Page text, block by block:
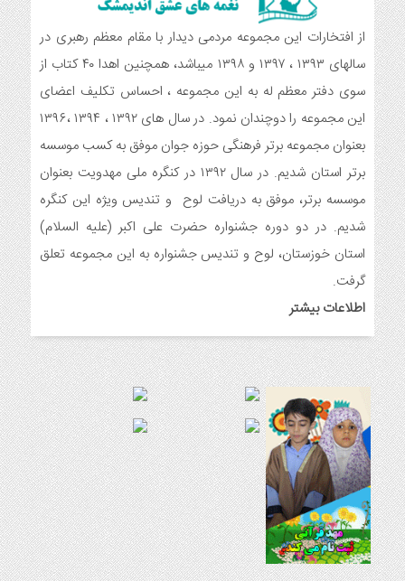
تشریح برنامه های دهه مهدویت شبکه فرهنگی مردمی نغمه های
عشق اندیمشک
توزیع بسته جشن تکلیف به دختران سادات ایتام اندیمشک در شب
ولادت امام علی(ع)
7 ماه قبل
ایجاد ۱۱۰ شعبه نغمه های عشق در ۱۱۰ منطقه شهر و روستای
اندیمشک
مراسم رونمایی از طرح ستاره های اندیمشک و طرح خانه های نور،
محله های آسمانی همزمان با جشن ولادت حضرت فاطمه (س) در
خداحافظی سراج الدین با شبکه فرهنگی مردمی نغمه های عشق
8 ماه قبل
هفتمین همایش بانوان فعال در عرصه‌ هیئت کشور
8 ماه قبل
برگزاری رویداد ملی جامعه پرداز
از افتخارات این مجموعه مردمی دیدار با مقام معظم رهبری در
سالهای ۱۳۹۳ ، ۱۳۹۷ و ۱۳۹۸ میباشد، همچنین اهدا ۴۰ کتاب از
سوی دفتر معظم له به این مجموعه ، احساس تکلیف اعضای
این مجموعه را دوچندان نمود. در سال های ۱۳۹۲ ، ۱۳۹۴ ،۱۳۹۶
بعنوان مجموعه برتر فرهنگی حوزه جوان موفق به کسب موسسه
برتر استان شدیم. در سال ۱۳۹۲ در کنگره ملی مهدویت بعنوان
موسسه برتر، موفق به دریافت لوح و تندیس ویژه این کنگره
شدیم. در دو دوره جشنواره حضرت علی اکبر (علیه السلام)
استان خوزستان، لوح و تندیس جشنواره به این مجموعه تعلق
گرفت.
اطلاعات بیشتر